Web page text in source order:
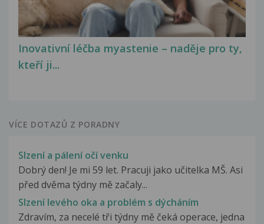
Inovativní léčba myastenie – naděje pro ty,
kteří ji...
VÍCE DOTAZŮ Z PORADNY
Slzení a pálení očí venku
Dobrý den! Je mi 59 let. Pracuji jako učitelka MŠ. Asi
před dvěma týdny mě začaly...
Slzení levého oka a problém s dýcháním
Zdravím, za necelé tři týdny mě čeká operace, jedna